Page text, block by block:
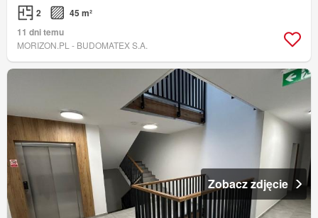
2
45 m²
11 dni temu
MORIZON.PL - BUDOMATEX S.A.
Zobacz zdjęcie